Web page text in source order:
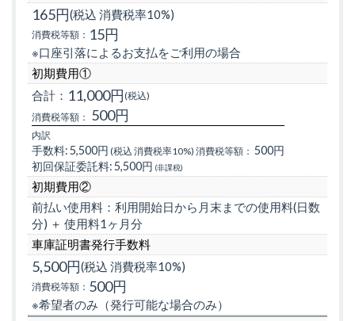
165円(税込 消費税率10%)
消費税等額： 15円
※口座引落によるお支払をご利用の場合
初期費用①
合計： 11,000円(税込)
消費税等額： 500円
内訳
手数料:5,500円 (税込 消費税率10%) 消費税等額： 500円
初回保証委託料:5,500円 (非課税)
初期費用②
前払い使用料：利用開始日から月末までの使用料(日数
分) ＋ 使用料1ヶ月分
車庫証明書発行手数料
5,500円(税込 消費税率10%)
消費税等額： 500円
※希望者のみ（発行可能な場合のみ）